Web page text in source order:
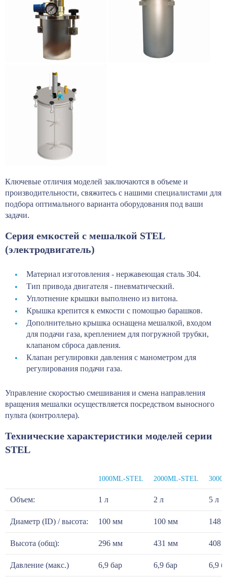
Ключевые отличия моделей заключаются в объеме и
производительности, свяжитесь с нашими специалистами для
подбора оптимального варианта оборудования под ваши
задачи.
Серия емкостей с мешалкой STEL
(электродвигатель)
Материал изготовления - нержавеющая сталь 304.
Тип привода двигателя - пневматический.
Уплотнение крышки выполнено из витона.
Крышка крепится к емкости с помощью барашков.
Дополнительно крышка оснащена мешалкой, входом
для подачи газа, креплением для погружной трубки,
клапаном сброса давления.
Клапан регулировки давления с манометром для
регулирования подачи газа.
Управление скоростью смешивания и смена направления
вращения мешалки осуществляется посредством выносного
пульта (контроллера).
Технические характеристики моделей серии
STEL
1000ML-STEL 2000ML-STEL
Объем: 1 л 2 л 5 л
Диаметр (ID) / высота: 100 мм 100 мм 148
Высота (общ): 296 мм 431 мм 408
Давление (макс.) 6,9 бар 6,9 бар 6,9